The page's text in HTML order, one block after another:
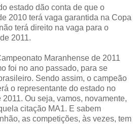
estado dão conta de que o
2010 terá vaga garantida na Copa
terá direito na vaga para o
2011.
Maranhense de 2011
foi no ano passado, para se
Sendo assim, o campeão
o representante do estado no
Ou seja, vamos, novamente,
citação MA1. E sabem
as competições, às vezes, tem